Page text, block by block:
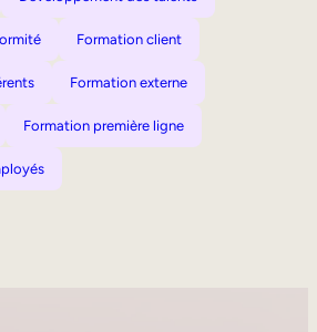
Formation client
Formation externe
Formation première ligne